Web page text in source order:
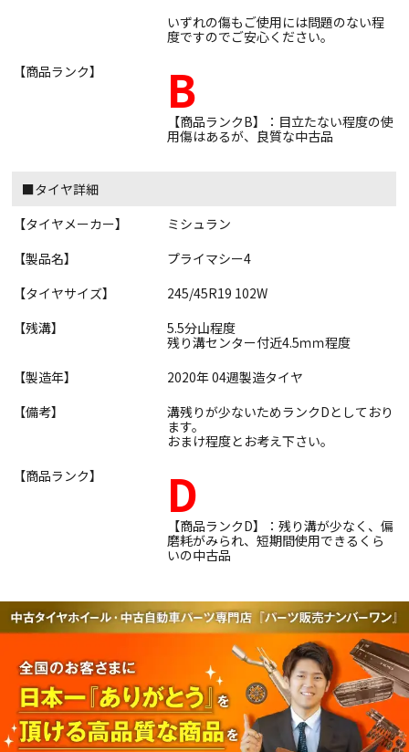
いずれの傷もご使用には問題のない程
度ですのでご安心ください。
【商品ランク】
B
【商品ランクB】：目立たない程度の使
用傷はあるが、良質な中古品
■タイヤ詳細
【タイヤメーカー】
ミシュラン
【製品名】
プライマシー4
【タイヤサイズ】
245/45R19 102W
【残溝】
5.5分山程度
残り溝センター付近4.5ｍｍ程度
【製造年】
2020年 04週製造タイヤ
【備考】
溝残りが少ないためランクDとしており
ます。
おまけ程度とお考え下さい。
【商品ランク】
D
【商品ランクD】：残り溝が少なく、偏
磨耗がみられ、短期間使用できるくら
いの中古品